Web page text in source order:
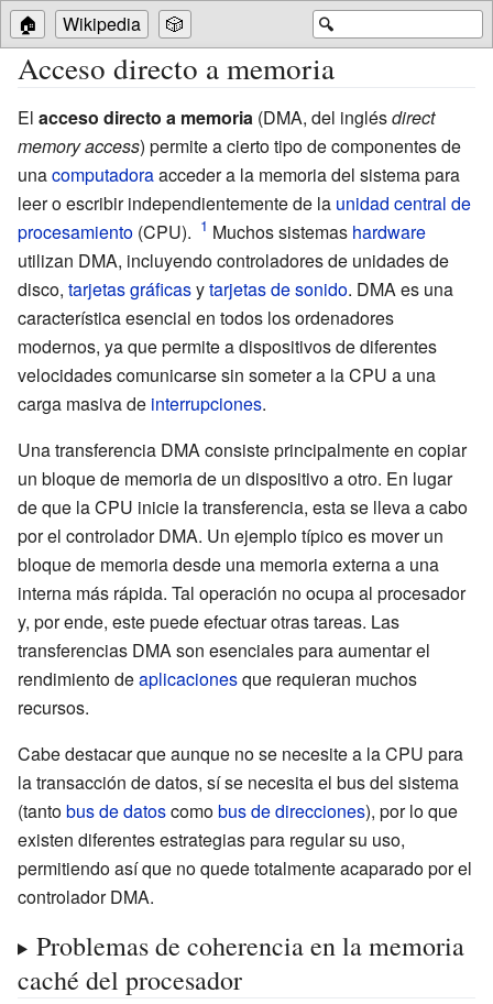
🔍
🏠 Wikipedia 🎲
Acceso directo a memoria
El acceso directo a memoria (DMA, del inglésdirect
memory access) permite a cierto tipo de componentes de
unacomputadoraacceder a la memoria del sistema para
leer o escribir independientemente de la unidad central de
procesamiento (CPU). Muchos sistemas hardware
utilizan DMA, incluyendo controladores de unidades de
disco, tarjetas gráficasytarjetas de sonido. DMA es una
característica esencial en todos los ordenadores
modernos, ya que permite a dispositivos de diferentes
velocidades comunicarse sin someter a la CPU a una
carga masiva de interrupciones.
Una transferencia DMA consiste principalmente en copiar
un bloque de memoria de un dispositivo a otro. En lugar
de que la CPU inicie la transferencia, esta se lleva a cabo
por el controlador DMA. Un ejemplo típico es mover un
bloque de memoria desde una memoria externa a una
interna más rápida. Tal operación no ocupa al procesador
y, por ende, este puede efectuar otras tareas. Las
transferencias DMA son esenciales para aumentar el
rendimiento deaplicacionesque requieran muchos
recursos.
Cabe destacar que aunque no se necesite a la CPU para
la transacción de datos, sí se necesita el bus del sistema
(tantobus de datoscomobus de direcciones), por lo que
existen diferentes estrategias para regular su uso,
permitiendo así que no quede totalmente acaparado por el
controlador DMA.
Problemas de coherencia en la memoria
caché del procesador